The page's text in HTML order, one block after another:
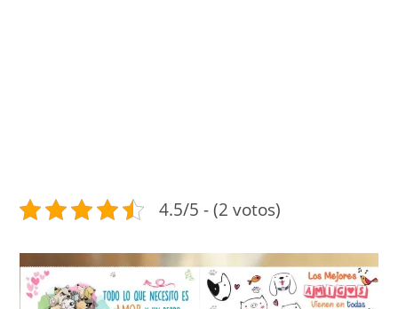
4.5/5 - (2 votos)